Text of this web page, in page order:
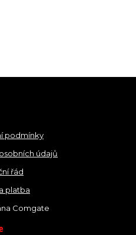
podmínky
údajů
řád
platba
Comgate